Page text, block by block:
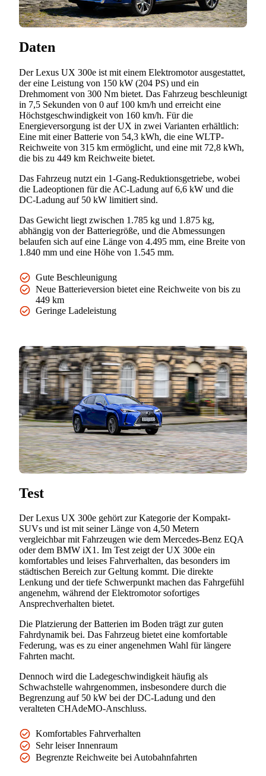
Daten
Der Lexus UX 300e ist mit einem Elektromotor ausgestattet,
der eine Leistung von 150 kW (204 PS) und ein
Drehmoment von 300 Nm bietet. Das Fahrzeug beschleunigt
in 7,5 Sekunden von 0 auf 100 km/h und erreicht eine
Höchstgeschwindigkeit von 160 km/h. Für die
Energieversorgung ist der UX in zwei Varianten erhältlich:
Eine mit einer Batterie von 54,3 kWh, die eine WLTP-
Reichweite von 315 km ermöglicht, und eine mit 72,8 kWh,
die bis zu 449 km Reichweite bietet.
Das Fahrzeug nutzt ein 1-Gang-Reduktionsgetriebe, wobei
die Ladeoptionen für die AC-Ladung auf 6,6 kW und die
DC-Ladung auf 50 kW limitiert sind.
Das Gewicht liegt zwischen 1.785 kg und 1.875 kg,
abhängig von der Batteriegröße, und die Abmessungen
belaufen sich auf eine Länge von 4.495 mm, eine Breite von
1.840 mm und eine Höhe von 1.545 mm.
Gute Beschleunigung
Neue Batterieversion bietet eine Reichweite von bis zu
449 km
Geringe Ladeleistung
Test
Der Lexus UX 300e gehört zur Kategorie der Kompakt-
SUVs und ist mit seiner Länge von 4,50 Metern
vergleichbar mit Fahrzeugen wie dem Mercedes-Benz EQA
oder dem BMW iX1. Im Test zeigt der UX 300e ein
komfortables und leises Fahrverhalten, das besonders im
städtischen Bereich zur Geltung kommt. Die direkte
Lenkung und der tiefe Schwerpunkt machen das Fahrgefühl
angenehm, während der Elektromotor sofortiges
Ansprechverhalten bietet.
Die Platzierung der Batterien im Boden trägt zur guten
Fahrdynamik bei. Das Fahrzeug bietet eine komfortable
Federung, was es zu einer angenehmen Wahl für längere
Fahrten macht.
Dennoch wird die Ladegeschwindigkeit häufig als
Schwachstelle wahrgenommen, insbesondere durch die
Begrenzung auf 50 kW bei der DC-Ladung und den
veralteten CHAdeMO-Anschluss.
Komfortables Fahrverhalten
Sehr leiser Innenraum
Begrenzte Reichweite bei Autobahnfahrten